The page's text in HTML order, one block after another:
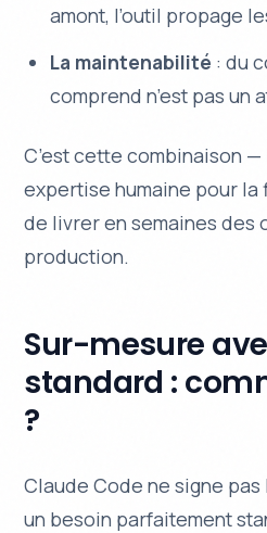
amont, l’outil propage
La maintenabilité : du
comprend n’est pas un
C’est cette combinaison
expertise humaine pour
de livrer en semaines des
production.
Sur-mesure
standard :
?
Claude Code ne signe pas
un besoin parfaitement